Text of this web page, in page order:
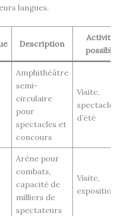
langues.
Description
Activités
possibles
Amphithéâtre
semi-
circulaire
pour
spectacles et
concours
Visite,
spectacle
d’été
Arène pour
combats,
capacité de
milliers de
spectateurs
Visite,
expositions